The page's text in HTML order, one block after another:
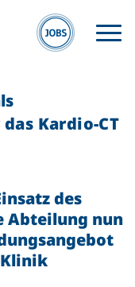
Kardio-CT
des
Abteilung nun